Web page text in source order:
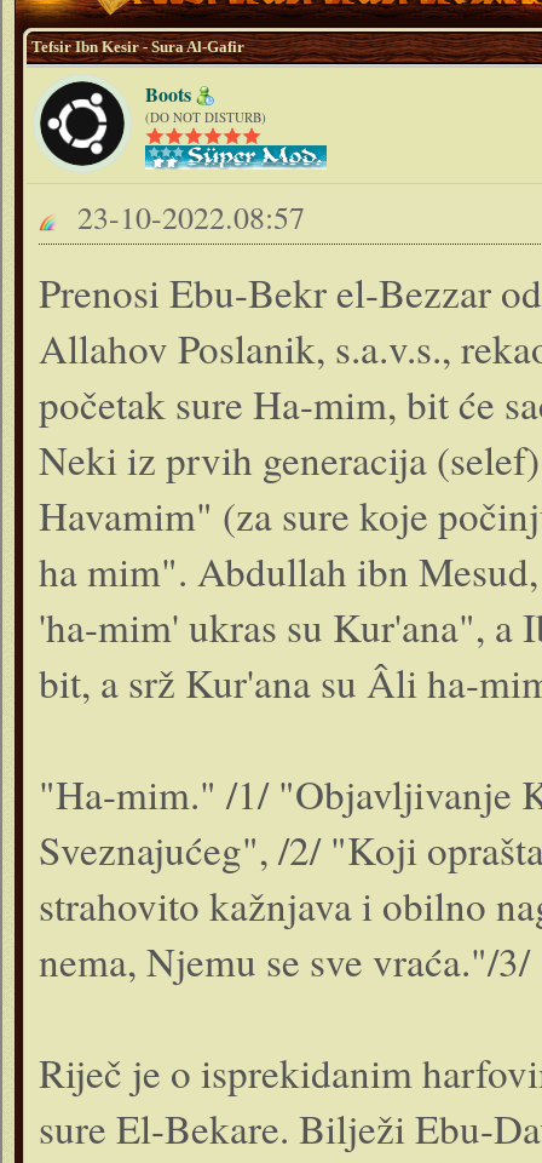
Tefsir Ibn Kesir - Sura Al-Gafir
Boots
(DO NOT DISTURB)
23-10-2022.08:57
Prenosi Ebu-Bekr el-Bezzar
Allahov Poslanik, s.a.v.s.,
početak sure Ha-mim, bit će
Neki iz prvih generacija
Havamim" (za sure koje
ha mim". Abdullah ibn
'ha-mim' ukras su Kur'ana", a
bit, a srž Kur'ana su Âli ha-
"Ha-mim." /1/ "Objavljivanje
Sveznajućeg", /2/ "Koji
strahovito kažnjava i obilno
nema, Njemu se sve vraća."/3/
Riječ je o isprekidanim
sure El-Bekare. Bilježi Ebu-